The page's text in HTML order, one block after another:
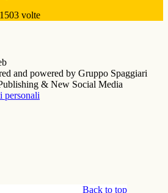
1503 volte
and powered by Gruppo Spaggiari
& New Social Media
personali
Back to top